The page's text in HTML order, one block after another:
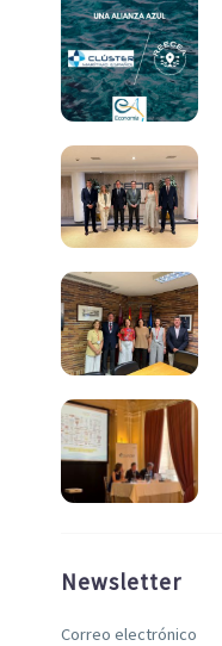
Newsletter
Correo electrónico